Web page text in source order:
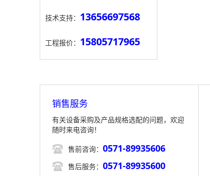
技术支持： 13656697568
工程报价： 15805717965
销售服务
有关设备采购及产品规格选配的问题，欢迎
随时来电咨询！
 售前咨询： 0571-89935606
 售后服务： 0571-89935600